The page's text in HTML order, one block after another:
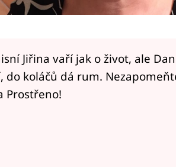
Jiřina vaří jak o život, ale
koláčů dá rum.
Prostřeno!